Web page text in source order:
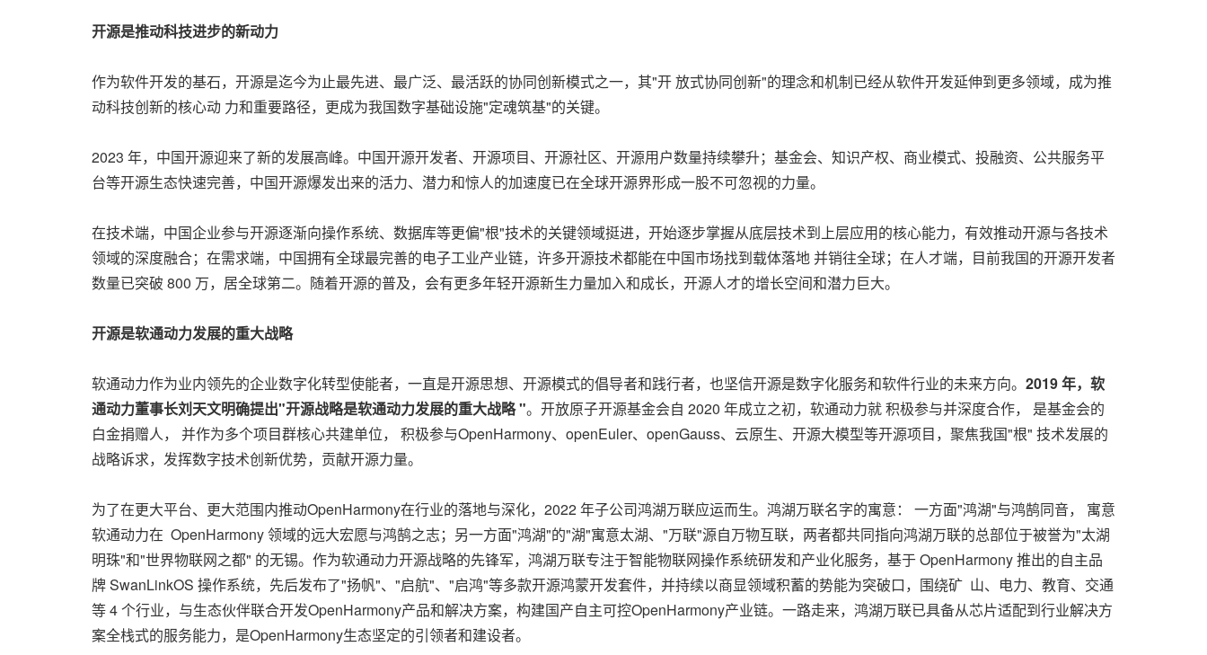
开源是推动科技进步的新动力
作为软件开发的基石，开源是迄今为止最先进、最广泛、最活跃的协同创新模式之一，其"开 放式协同创新"的理念和机制已经从软件开发延伸到更多领域，成为推
动科技创新的核心动 力和重要路径，更成为我国数字基础设施"定魂筑基"的关键。
2023 年，中国开源迎来了新的发展高峰。中国开源开发者、开源项目、开源社区、开源用户数量持续攀升；基金会、知识产权、商业模式、投融资、公共服务平
台等开源生态快速完善，中国开源爆发出来的活力、潜力和惊人的加速度已在全球开源界形成一股不可忽视的力量。
在技术端，中国企业参与开源逐渐向操作系统、数据库等更偏"根"技术的关键领域挺进，开始逐步掌握从底层技术到上层应用的核心能力，有效推动开源与各技术
领域的深度融合；在需求端，中国拥有全球最完善的电子工业产业链，许多开源技术都能在中国市场找到载体落地 并销往全球；在人才端，目前我国的开源开发者
数量已突破 800 万，居全球第二。随着开源的普及，会有更多年轻开源新生力量加入和成长，开源人才的增长空间和潜力巨大。
开源是软通动力发展的重大战略
软通动力作为业内领先的企业数字化转型使能者，一直是开源思想、开源模式的倡导者和践行者，也坚信开源是数字化服务和软件行业的未来方向。 2019 年，软
通动力董事长刘天文明确提出"开源战略是软通动力发展的重大战略 "。开放原子开源基金会自 2020 年成立之初，软通动力就 积极参与并深度合作， 是基金会的
白金捐赠人， 并作为多个项目群核心共建单位， 积极参与OpenHarmony、openEuler、openGauss、云原生、开源大模型等开源项目，聚焦我国"根" 技术发展的
战略诉求，发挥数字技术创新优势，贡献开源力量。
为了在更大平台、更大范围内推动OpenHarmony在行业的落地与深化，2022 年子公司鸿湖万联应运而生。鸿湖万联名字的寓意： 一方面"鸿湖"与鸿鹄同音， 寓意
软通动力在 OpenHarmony 领域的远大宏愿与鸿鹄之志；另一方面"鸿湖"的"湖"寓意太湖、"万联"源自万物互联，两者都共同指向鸿湖万联的总部位于被誉为"太湖
明珠"和"世界物联网之都" 的无锡。作为软通动力开源战略的先锋军，鸿湖万联专注于智能物联网操作系统研发和产业化服务，基于 OpenHarmony 推出的自主品
牌 SwanLinkOS 操作系统，先后发布了"扬帆"、"启航"、"启鸿"等多款开源鸿蒙开发套件，并持续以商显领域积蓄的势能为突破口，围绕矿 山、电力、教育、交通
等 4 个行业，与生态伙伴联合开发OpenHarmony产品和解决方案，构建国产自主可控OpenHarmony产业链。一路走来，鸿湖万联已具备从芯片适配到行业解决方
案全栈式的服务能力，是OpenHarmony生态坚定的引领者和建设者。